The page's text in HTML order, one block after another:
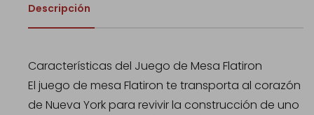
Descripción
Características del Juego de Mesa Flatiron
El juego de mesa Flatiron te transporta al corazón
de Nueva York para revivir la construcción de uno